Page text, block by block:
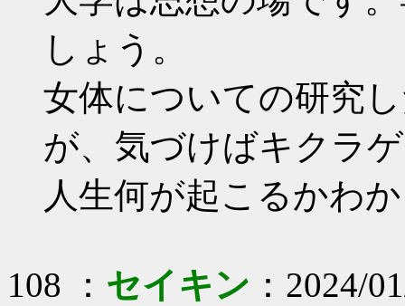
しょう。
女体についての研究
が、気づけばキクラ
人生何が起こるかわ
108 ： セイキン ：2024/